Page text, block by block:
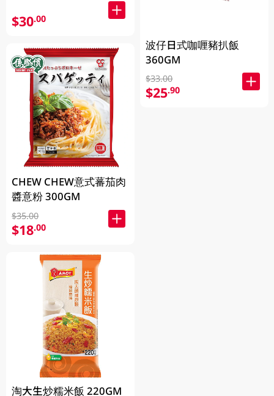
$30.00
CHEW CHEW意式蕃茄肉
醬意粉 300GM
$35.00
$18.00
淘大生炒糯米飯 220GM
波仔日式咖喱豬扒飯
360GM
$33.00
$25.90